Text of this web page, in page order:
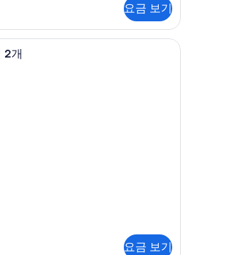
요금 보기
럭셔리 아파트, 침실 2개 | 미니바, 객실 내 금
2개
요금 보기